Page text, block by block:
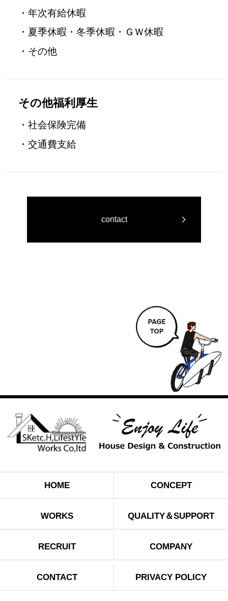
・年次有給休暇
・夏季休暇・冬季休暇・ＧＷ休暇
・その他
その他福利厚生
・社会保険完備
・交通費支給
contact
HOME CONCEPT
WORKS QUALITY＆SUPPORT
RECRUIT COMPANY
CONTACT PRIVACY POLICY